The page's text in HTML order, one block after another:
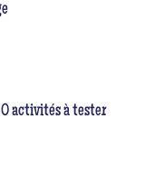
activités à tester